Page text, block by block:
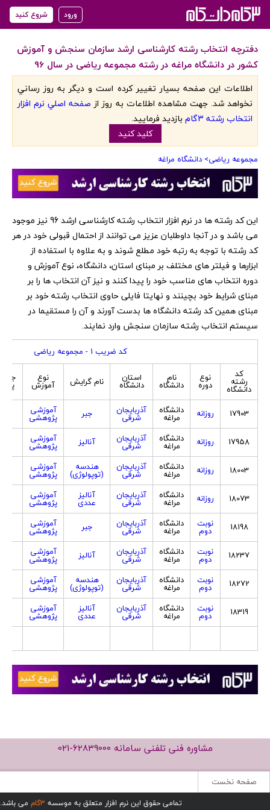
ورود شروع کنید
دفترچه انتخاب رشته کارشناسی ارشد سازمان سنجش و آموزش
کشور در دانشگاه مراغه در رشته مجموعه ریاضی در سال 96
اطلاعات اين صفحه بسيار تغيير کرده است و ديگر به روز رساني
نخواهد شد. جهت مشاهده اطلاعات به روز از صفحه اصلي نرم افزار
انتخاب رشته 3گام
بازديد فرماييد.
کليد کنيد
مجموعه ریاضی> دانشگاه مراغه
‏این کد رشته ها در نرم افزار انتخاب رشته کارشناسی ارشد 96 نیز موجود
می باشد و در آنجا داوطلبان عزیز می توانند از احتمال قبولی خود در هر
کد رشته با توجه به رتبه خود مطلع شوند و به علاوه با استفاده از
ابزارها و فیلتر های مختلف بر مبنای استان، دانشگاه، نوع آموزش و
دوره انتخاب های مناسب خود را پیدا کنند و نیز آن انتخاب ها را بر
مبنای شرایط خود بچینند و نهایتا فایلی حاوی انتخاب رشته خود بر
مبنای همین کد رشته دانشگاه ها بدست آورند و آن را مستقیما در
سیستم انتخاب رشته سازمان سنجش وارد نمایند.
کد ضریب 1 - مجموعه ریاضی
کد
رشته
دانشگاه
نوع
دوره
نام
دانشگاه
استان
دانشگاه نام گرایش نوع
آموزش
17903 روزانه دانشگاه
مراغه
آذربایجان
شرقی جبر آموزشی
پژوهشی
17958 روزانه دانشگاه
مراغه
آذربایجان
شرقی آنالیز آموزشی
پژوهشی
18003 روزانه دانشگاه
مراغه
آذربایجان
شرقی
هندسه
(توپولوژی)
آموزشی
پژوهشی
18073 روزانه دانشگاه
مراغه
آذربایجان
شرقی
آنالیز
عددی
آموزشی
پژوهشی
18198 نوبت
دوم
دانشگاه
مراغه
آذربایجان
شرقی جبر آموزشی
پژوهشی
18237 نوبت
دوم
دانشگاه
مراغه
آذربایجان
شرقی آنالیز آموزشی
پژوهشی
18272 نوبت
دوم
دانشگاه
مراغه
آذربایجان
شرقی
هندسه
(توپولوژی)
آموزشی
پژوهشی
18319 نوبت
دوم
دانشگاه
مراغه
آذربایجان
شرقی
آنالیز
عددی
آموزشی
پژوهشی
مشاوره فنی تلفنی سامانه 021-62839000
صفحه نخست
تمامی حقوق این نرم افزار متعلق به موسسه 3گام می باشد.